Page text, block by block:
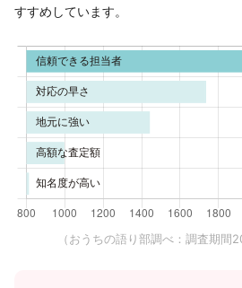
すすめしています。
（おうちの語り部調べ：調査期間